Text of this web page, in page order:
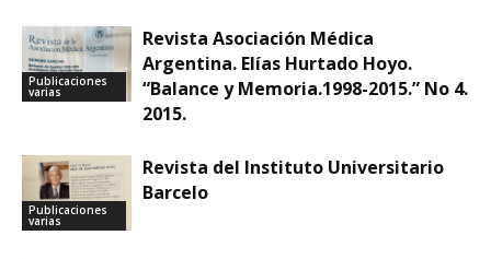
Publicaciones
varias
Revista Asociación Médica
Argentina. Elías Hurtado Hoyo.
“Balance y Memoria.1998-2015.” No 4.
2015.
Publicaciones
varias
Revista del Instituto Universitario
Barcelo